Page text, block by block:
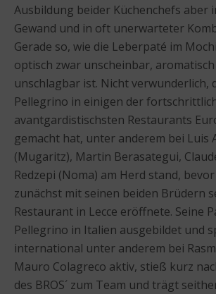
Ausbildung beider Küchenchefs aber
Gewand und in oft unerwarteter
Gerade so, wie die Leberpaté im
optisch zwar unscheinbar,
unschlagbar ist. Nicht verwunderlich,
Pellegrino in einigen der
avantgardistischsten Restaurants
gemacht hat, unter anderem bei Luis
(Mugaritz), Martin Berasategui,
Redzepi (Noma) am Herd stand,
zunächst mit seinen beiden Brüdern
Restaurant in Lecce eröffnete. Seine
Pellegrino in Italien ausgebildet und
international unter anderem bei
Mauro Colagreco aktiv, stieß kurz
des BROS´ zum Team und trägt